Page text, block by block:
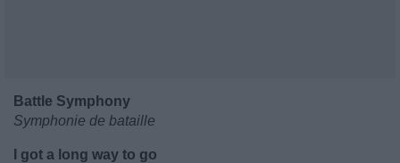
Battle Symphony
Symphonie de bataille
I got a long way to go